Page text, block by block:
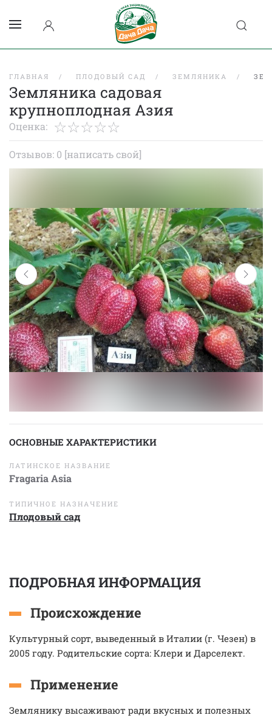
ГЛАВНАЯ ПЛОДОВЫЙ САД ЗЕМЛЯНИКА
Земляника садовая
крупноплодная Азия
Оценка:
Отзывов: 0 [написать свой]
ОСНОВНЫЕ ХАРАКТЕРИСТИКИ
ЛАТИНСКОЕ НАЗВАНИЕ
Fragaria Asia
ТИПИЧНОЕ НАЗНАЧЕНИЕ
Плодовый сад
ПОДРОБНАЯ ИНФОРМАЦИЯ
Происхождение
Культурный сорт, выведенный в Италии (г. Чезен) в
2005 году. Родительские сорта: Клери и Дарселект.
Применение
Землянику высаживают ради вкусных и полезных